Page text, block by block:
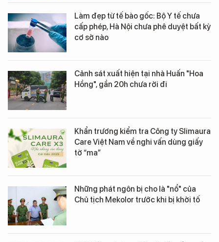
Làm đẹp từ tế bào gốc: Bộ Y tế chưa
cấp phép, Hà Nội chưa phê duyệt bất kỳ
cơ sở nào
Cảnh sát xuất hiện tại nhà Huấn "Hoa
Hồng", gần 20h chưa rời đi
Khẩn trương kiểm tra Công ty Slimaura
Care Việt Nam về nghi vấn dùng giấy
tờ “ma”
Những phát ngôn bị cho là "nổ" của
Chủ tịch Mekolor trước khi bị khởi tố